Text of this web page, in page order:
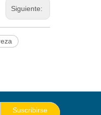
Siguiente:
Suscribirse